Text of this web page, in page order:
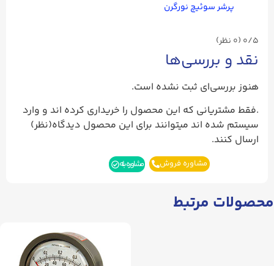
پرشر سوئیچ نورگرن
0/5 (۰ نظر)
نقد و بررسی‌ها
هنوز بررسی‌ای ثبت نشده است.
.فقط مشتریانی که این محصول را خریداری کرده اند و وارد
سیستم شده اند میتوانند برای این محصول دیدگاه(نظر)
ارسال کنند.
مشاوره فروش مشاوره بله
محصولات مرتبط